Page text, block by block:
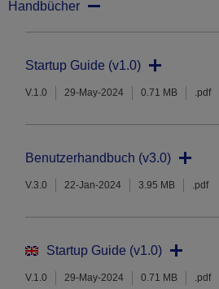
Handbücher
Startup Guide (v1.0)
V.1.0 29-May-2024 0.71 MB .pdf
Benutzerhandbuch (v3.0)
V.3.0 22-Jan-2024 3.95 MB .pdf
Startup Guide (v1.0)
V.1.0 29-May-2024 0.71 MB .pdf